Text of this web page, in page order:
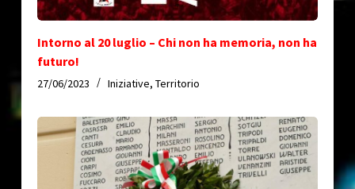
Intorno al 20 luglio – Chi non ha memoria, non ha
futuro!
27/06/2023 Iniziative, Territorio